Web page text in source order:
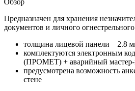
Предназначен для хранения
документов и личного
толщина лицевой панели – 2.8
комплектуются электронным
(ПРОМЕТ) + аварийный
предусмотрена возможность
стене